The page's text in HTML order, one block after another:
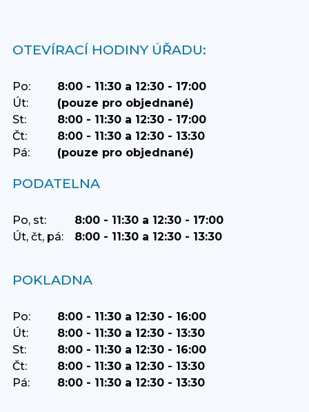
OTEVÍRACÍ HODINY ÚŘADU:
Po:
8:00 - 11:30 a 12:30 - 17:00
Út:
(pouze pro objednané)
St:
8:00 - 11:30 a 12:30 - 17:00
Čt:
8:00 - 11:30 a 12:30 - 13:30
Pá:
(pouze pro objednané)
PODATELNA
Po, st:
8:00 - 11:30 a 12:30 - 17:00
Út, čt, pá:
8:00 - 11:30 a 12:30 - 13:30
POKLADNA
Po:
8:00 - 11:30 a 12:30 - 16:00
Út:
8:00 - 11:30 a 12:30 - 13:30
St:
8:00 - 11:30 a 12:30 - 16:00
Čt:
8:00 - 11:30 a 12:30 - 13:30
Pá:
8:00 - 11:30 a 12:30 - 13:30